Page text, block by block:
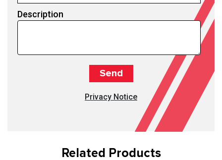
Description
Privacy Notice
Related Products